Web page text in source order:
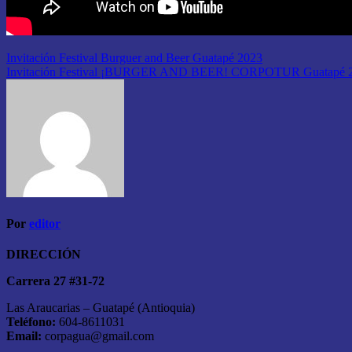
Navegación
de
Invitación Festival Burguer and Beer Guatapé 2023
Invitación Festival ¡BURGER AND BEER! CORPOTUR Guatapé
Por editor
DIRECCIÓN
Carrera 27 #31-72
Las Araucarias – Guatapé (Antioquia)
Teléfono: 604-8611031
Email: corpagua@gmail.com